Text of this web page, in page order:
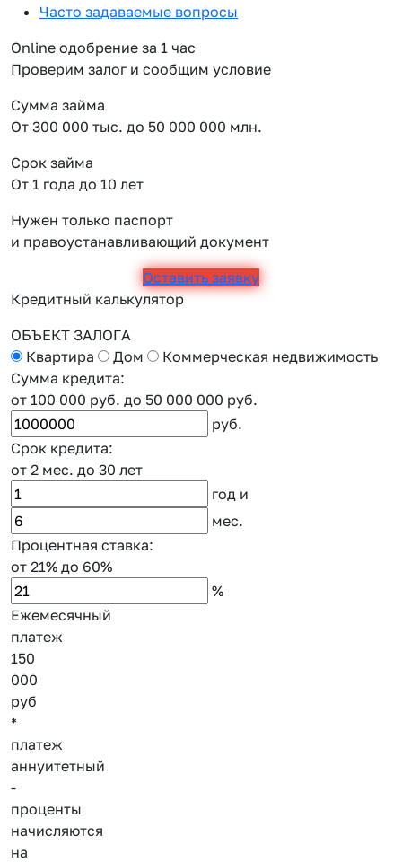
Часто задаваемые вопросы
Online одобрение за 1 час
Проверим залог и сообщим условие
Сумма займа
От 300 000 тыс. до 50 000 000 млн.
Срок займа
От 1 года до 10 лет
Нужен только паспорт
и правоустанавливающий документ
Оставить заявку
Кредитный калькулятор
ОБЪЕКТ ЗАЛОГА
Квартира
Дом
Коммерческая недвижимость
Сумма кредита:
от 100 000 руб. до 50 000 000 руб.
руб.
Срок кредита:
от 2 мес. до 30 лет
год и
мес.
Процентная ставка:
от 21% до 60%
%
Ежемесячный
платеж
150
000
руб
*
платеж
аннуитетный
-
проценты
начисляются
на